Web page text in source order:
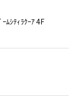
ﾑｼﾃｨﾗｸｰｱ 4F